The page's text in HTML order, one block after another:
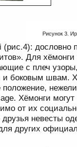
Рисунок 3.
(рис.4): дословно
Для хёмонги
с плеч
и боковым швам.
положение,
Хёмонги
от их
друзья невесты
других